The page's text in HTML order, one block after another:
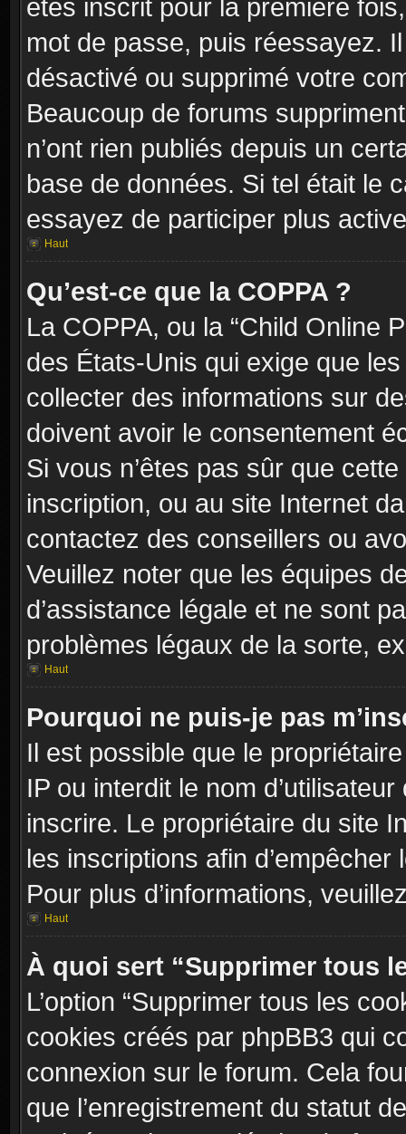
êtes inscrit pour la première
mot de passe, puis réessayez.
désactivé ou supprimé votre
Beaucoup de forums
n’ont rien publiés depuis un
base de données. Si tel était le
essayez de participer plus
Haut
Qu’est-ce que la COPPA ?
La COPPA, ou la “Child Online
des États-Unis qui exige que
collecter des informations sur
doivent avoir le consentement
Si vous n’êtes pas sûr que
inscription, ou au site Internet
contactez des conseillers ou
Veuillez noter que les équipes
d’assistance légale et ne sont
problèmes légaux de la sorte,
Haut
Pourquoi ne puis-je pas
Il est possible que le
IP ou interdit le nom
inscrire. Le propriétaire du site
les inscriptions afin
Pour plus d’informations,
Haut
À quoi sert “Supprimer tous
L’option “Supprimer tous les
cookies créés par phpBB3 qui
connexion sur le forum. Cela
que l’enregistrement du statut